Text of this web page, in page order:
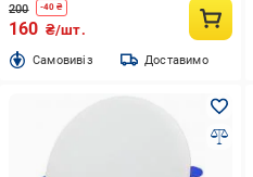
200 -40 ₴
160 ₴/шт.
Cамовивіз Доставимо